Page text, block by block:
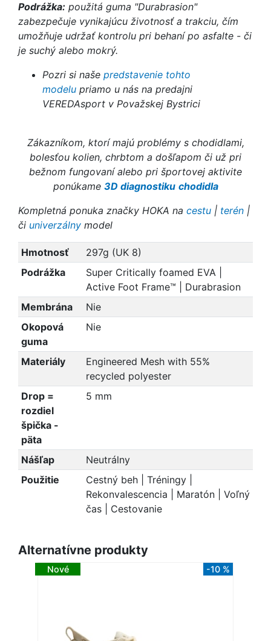
Podrážka: použitá guma "Durabrasion"
zabezpečuje vynikajúcu životnosť a trakciu, čím
umožňuje udržať kontrolu pri behaní po asfalte - či
je suchý alebo mokrý.
Pozri si naše predstavenie tohto
modelu priamo u nás na predajni
VEREDAsport v Považskej Bystrici
Zákazníkom, ktorí majú problémy s chodidlami,
bolesťou kolien, chrbtom a došľapom či už pri
bežnom fungovaní alebo pri športovej aktivite
ponúkame 3D diagnostiku chodidla
Kompletná ponuka značky HOKA na cestu | terén |
či univerzálny model
Hmotnosť
297g (UK 8)
Podrážka
Super Critically foamed EVA |
Active Foot Frame™ | Durabrasion
Membrána
Nie
Okopová
guma
Nie
Materiály
Engineered Mesh with 55%
recycled polyester
Drop =
rozdiel
špička -
päta
5 mm
Nášľap
Neutrálny
Použitie
Cestný beh | Tréningy |
Rekonvalescencia | Maratón | Voľný
čas | Cestovanie
Alternatívne produkty
Nové -10 %